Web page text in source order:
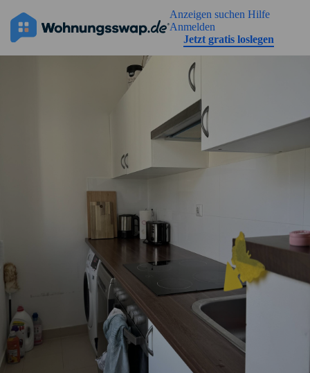
Anzeigen suchen Hilfe
Anmelden
Jetzt gratis loslegen